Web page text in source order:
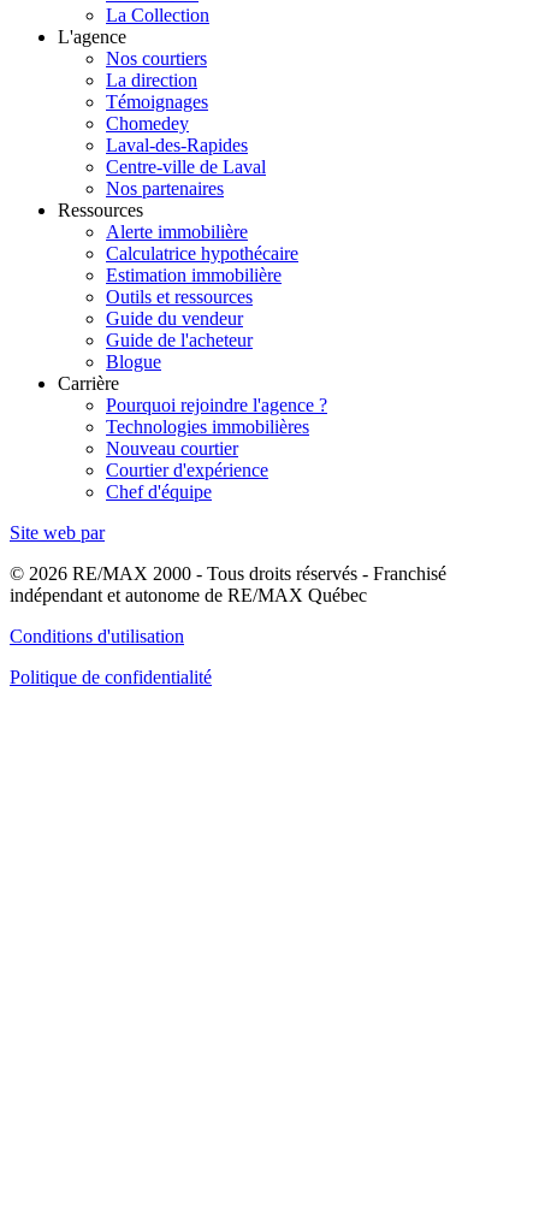
La Collection
L'agence
Nos courtiers
La direction
Témoignages
Chomedey
Laval-des-Rapides
Centre-ville de Laval
Nos partenaires
Ressources
Alerte immobilière
Calculatrice hypothécaire
Estimation immobilière
Outils et ressources
Guide du vendeur
Guide de l'acheteur
Blogue
Carrière
Pourquoi rejoindre l'agence ?
Technologies immobilières
Nouveau courtier
Courtier d'expérience
Chef d'équipe
Site web par
© 2026 RE/MAX 2000 - Tous droits réservés - Franchisé
indépendant et autonome de RE/MAX Québec
Conditions d'utilisation
Politique de confidentialité